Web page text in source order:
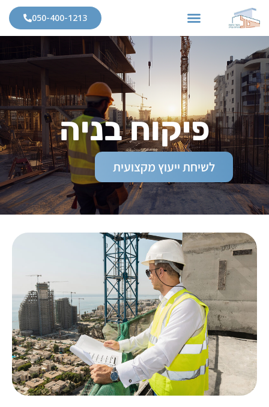
050-400-1213
פיקוח בניה
לשיחת ייעוץ מקצועית